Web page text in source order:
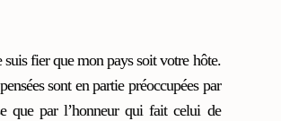
fier que mon pays soit votre hôte.
sont en partie préoccupées par
que par l’honneur qui fait celui de